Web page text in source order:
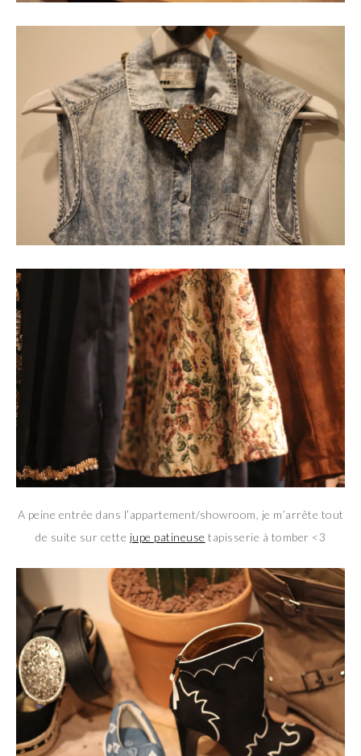
A peine entrée dans l’appartement/showroom, je m’arrête tout
de suite sur cette jupe patineuse tapisserie à tomber <3